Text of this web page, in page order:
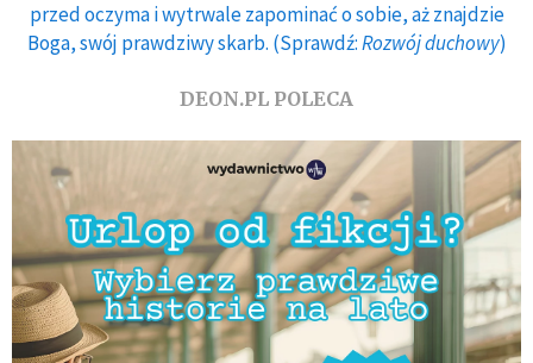
przed oczyma i wytrwale zapominać o sobie, aż znajdzie
Boga, swój prawdziwy skarb. (Sprawdź:Rozwój duchowy)
DEON.PL POLECA